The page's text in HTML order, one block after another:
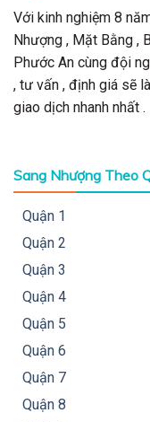
Với kinh nghiệm 8
Nhượng , Mặt Bằng ,
Phước An cùng đội
, tư vấn , định giá sẽ
giao dịch nhanh nhất .
Sang Nhượng Theo
Quận 1
Quận 2
Quận 3
Quận 4
Quận 5
Quận 6
Quận 7
Quận 8